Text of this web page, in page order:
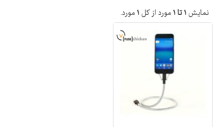
نمایش ۱ تا ۱ مورد از کل ۱ مورد.